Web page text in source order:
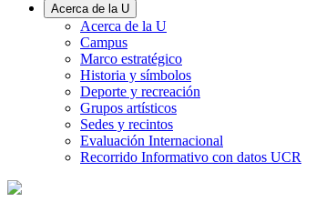
Acerca de la U
Acerca de la U
Campus
Marco estratégico
Historia y símbolos
Deporte y recreación
Grupos artísticos
Sedes y recintos
Evaluación Internacional
Recorrido Informativo con datos UCR